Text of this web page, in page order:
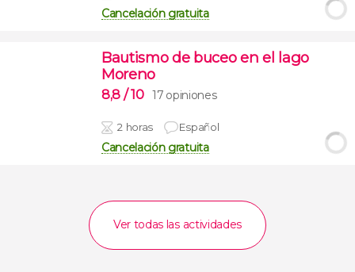
Cancelación gratuita
Bautismo de buceo en el lago
Moreno
8,8 / 10 17 opiniones
2 horas Español
Cancelación gratuita
Ver todas las actividades